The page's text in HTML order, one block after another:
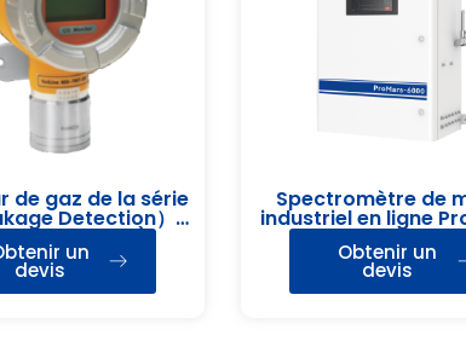
de gaz de la série
Detection）
de fuite)
un
devis
Spectromètre de
industriel en ligne
6000
Obtenir un
devis